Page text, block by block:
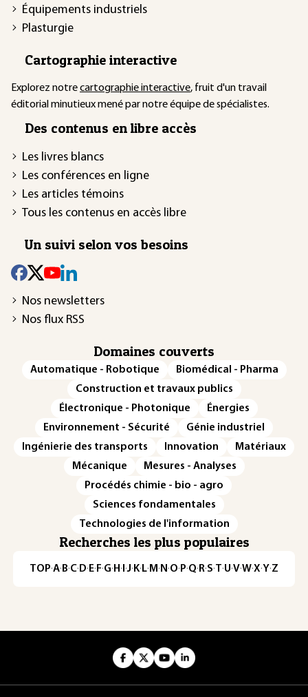
Équipements industriels
Plasturgie
Cartographie interactive
Explorez notrecartographie interactive, fruit d'un travail
éditorial minutieux mené par notre équipe de spécialistes.
Des contenus en libre accès
Les livres blancs
Les conférences en ligne
Les articles témoins
Tous les contenus en accès libre
Un suivi selon vos besoins
Nos newsletters
Nos flux RSS
Domaines couverts
Automatique - Robotique
Biomédical - Pharma
Construction et travaux publics
Électronique - Photonique
Énergies
Environnement - Sécurité
Génie industriel
Ingénierie des transports
Innovation
Matériaux
Mécanique
Mesures - Analyses
Procédés chimie - bio - agro
Sciences fondamentales
Technologies de l'information
Recherches les plus populaires
TOP·A·B·C· D· E· F·G· H · ·J· K· L· M · N ·O· P·Q· R·S·T·U·V·W·X·Y·Z